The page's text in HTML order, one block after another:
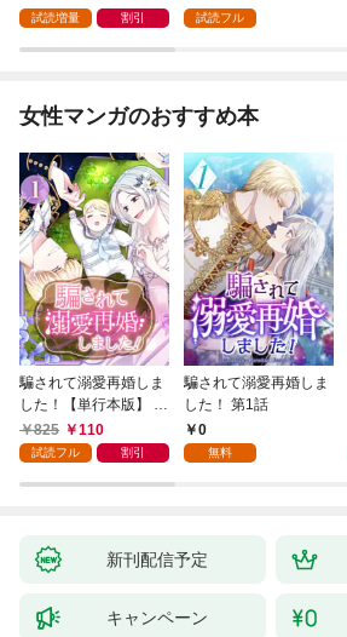
試読増量 割引 試読フル
女性マンガのおすすめ本
騙されて溺愛再婚しま
した！【単行本版】 1
巻825 110
試読フル 割引
騙されて溺愛再婚しま
した！ 第1話
0
無料
新刊配信予定
キャンペーン